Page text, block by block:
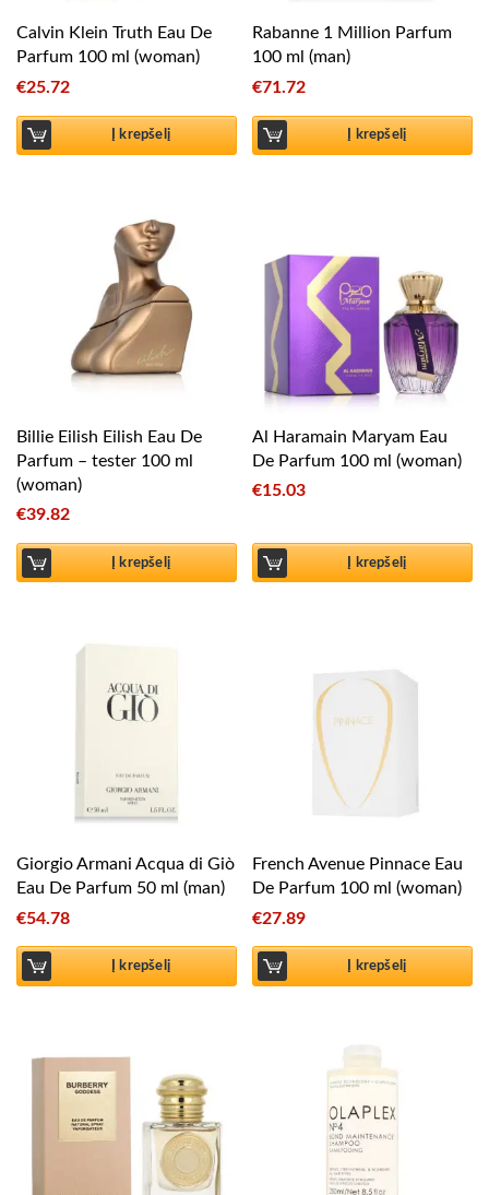
Calvin Klein Truth Eau De
Parfum 100 ml (woman)
€25.72
Į krepšelį
Rabanne 1 Million Parfum
100 ml (man)
€71.72
Į krepšelį
Billie Eilish Eilish Eau De
Parfum – tester 100 ml
(woman)
€39.82
Į krepšelį
Al Haramain Maryam Eau
De Parfum 100 ml (woman)
€15.03
Į krepšelį
Giorgio Armani Acqua di Giò
Eau De Parfum 50 ml (man)
€54.78
Į krepšelį
French Avenue Pinnace Eau
De Parfum 100 ml (woman)
€27.89
Į krepšelį